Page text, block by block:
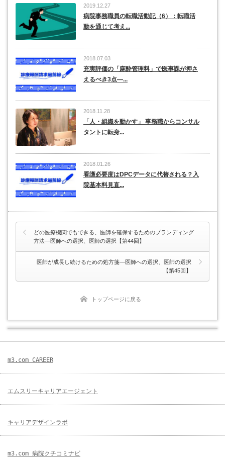
2019.12.27
病院事務職員の転職活動記（6）：転職活
動を通じて考え...
2018.07.03
充実評価の「麻酔管理料」で医事課が押さ
えるべき3点―...
2018.11.28
「人・組織を動かす」 事務職からコンサル
タントに転身...
2018.01.26
看護必要度はDPCデータに代替される？入
院基本料見直...
どの医療機関でもできる、医師を確保するためのブランディング
方法―医師への選択、医師の選択【第44回】
医師が成長し続けるための処方箋―医師への選択、医師の選択
【第45回】
トップページに戻る
m3.com CAREER
エムスリーキャリアエージェント
キャリアデザインラボ
m3.com 病院クチコミナビ